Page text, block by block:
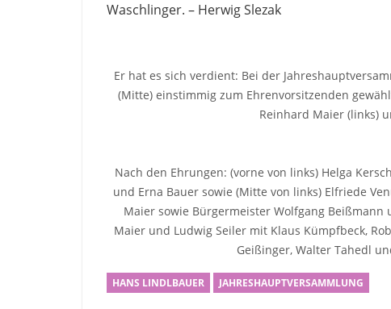
Waschlinger. – Herwig Slezak
Er hat es sich verdient: Bei der
(Mitte) einstimmig zum Ehrenvorsitzenden
Reinhard Maier (links)
Nach den Ehrungen: (vorne von links) Helga
und Erna Bauer sowie (Mitte von links) Elfriede
Maier sowie Bürgermeister Wolfgang
Maier und Ludwig Seiler mit Klaus Kümpfbeck,
Geißinger, Walter Tahedl
HANS LINDLBAUER JAHRESHAUPTVERSAMMLUNG